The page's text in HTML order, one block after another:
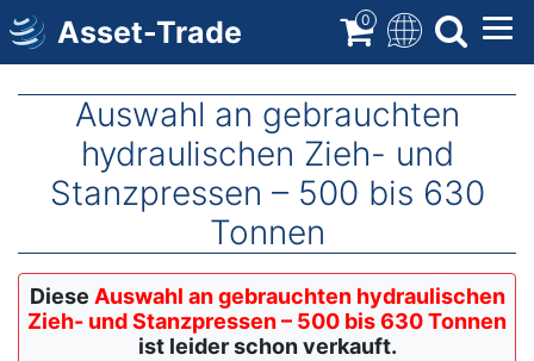
Direkt
zum
Inhalt
Asset-Trade 0
Auswahl an gebrauchten
hydraulischen Zieh- und
Stanzpressen – 500 bis 630
Tonnen
Diese Auswahl an gebrauchten hydraulischen
Zieh- und Stanzpressen – 500 bis 630 Tonnen
ist leider schon verkauft.